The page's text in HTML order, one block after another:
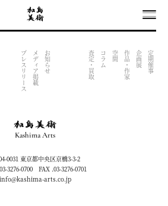
UNDER CONSTRACTION)
定期催事
企画展
作品・作家
空間
コラム
査定・買取
お知らせ
メディア掲載
プレスリリース
Kashima Arts
0031 東京都中央区京橋3-3-2
3276-0700 FAX .03-3276-0701
info@kashima-arts.co.jp